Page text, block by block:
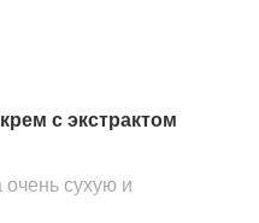
с экстрактом
сухую и
интенсивный крем, в